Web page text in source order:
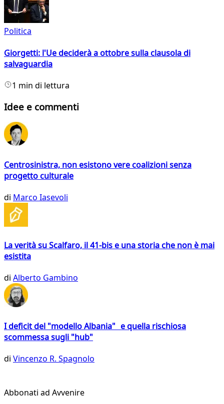
Politica
Giorgetti: l'Ue deciderà a ottobre sulla clausola di
salvaguardia
1 min di lettura
Idee e commenti
Centrosinistra, non esistono vere coalizioni senza
progetto culturale
di Marco Iasevoli
La verità su Scalfaro, il 41-bis e una storia che non è mai
esistita
di Alberto Gambino
I deficit del "modello Albania" e quella rischiosa
scommessa sugli "hub"
di Vincenzo R. Spagnolo
Abbonati ad Avvenire